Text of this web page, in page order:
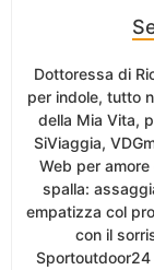
Dottoressa di
per indole, tutto
della Mia Vita,
SiViaggia,
Web per
spalla:
empatizza col
con il